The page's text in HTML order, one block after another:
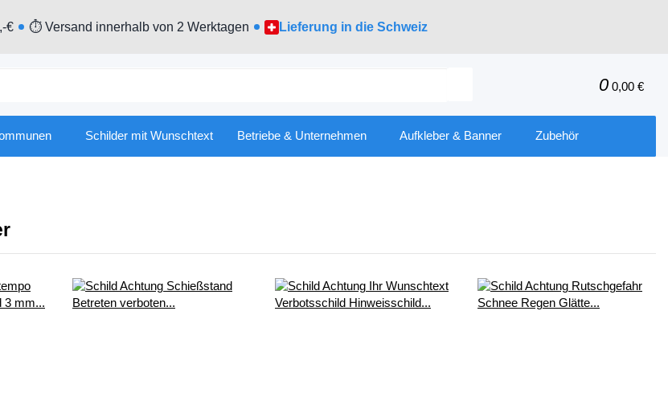
€ ⏱ Versand innerhalb von 2 Werktagen Lieferung in die Schweiz
0 0,00 €
Schilder mit Wunschtext Betriebe & Unternehmen Aufkleber & Banner Zubehör